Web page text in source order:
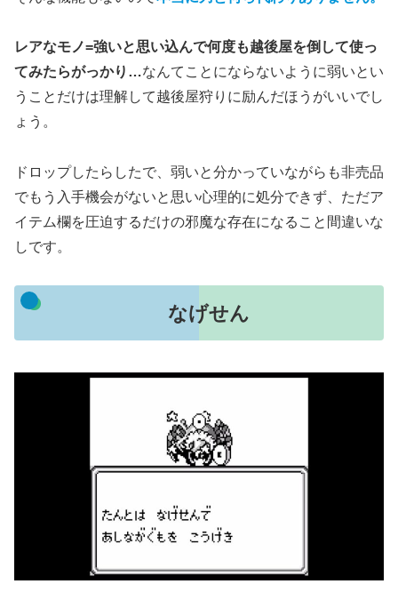
レアなモノ=強いと思い込んで何度も越後屋を倒して使っ
てみたらがっかり…なんてことにならないように弱いとい
うことだけは理解して越後屋狩りに励んだほうがいいでし
ょう。
ドロップしたらしたで、弱いと分かっていながらも非売品
でもう入手機会がないと思い心理的に処分できず、ただア
イテム欄を圧迫するだけの邪魔な存在になること間違いな
しです。
なげせん